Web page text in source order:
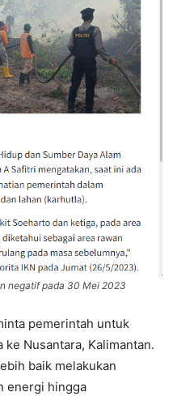
negatif pada 30 Mei 2023
pemerintah untuk
ke Nusantara, Kalimantan.
baik melakukan
energi hingga